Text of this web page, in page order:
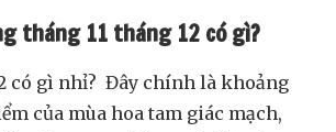
tháng 11 tháng 12 có gì?
có gì nhỉ? Đây chính là khoảng
của mùa hoa tam giác mạch,